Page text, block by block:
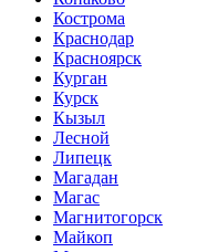
Кострома
Краснодар
Красноярск
Курган
Курск
Кызыл
Лесной
Липецк
Магадан
Магас
Магнитогорск
Майкоп